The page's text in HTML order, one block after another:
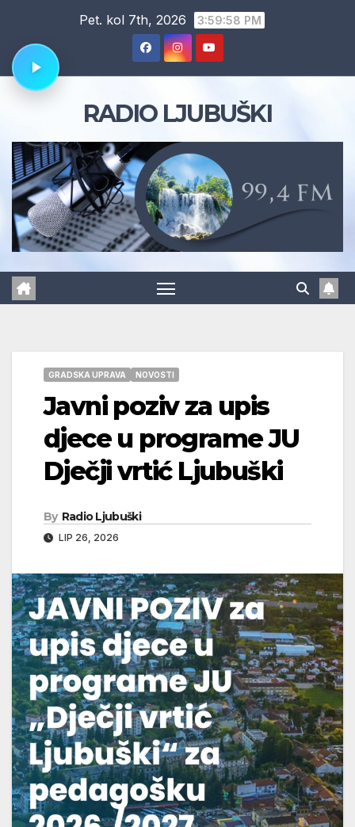
content
Pet. kol 7th, 2026 3:59:58 PM
RADIO LJUBUŠKI
GRADSKA UPRAVA NOVOSTI
Javni poziv za upis
djece u programe JU
Dječji vrtić Ljubuški
By Radio Ljubuški
LIP 26, 2026